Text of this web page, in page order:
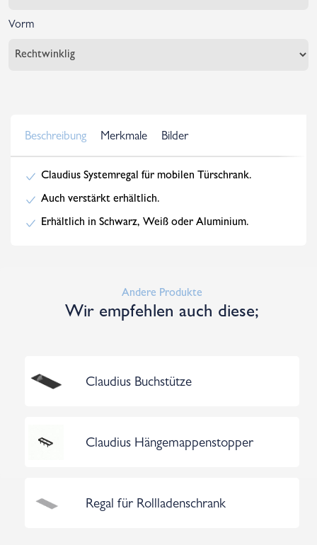
Vorm
Beschreibung Merkmale Bilder
Claudius Systemregal für mobilen Türschrank.
Auch verstärkt erhältlich.
Erhältlich in Schwarz, Weiß oder Aluminium.
Andere Produkte
Wir empfehlen auch diese;
Claudius Buchstütze
Claudius Hängemappenstopper
Regal für Rollladenschrank